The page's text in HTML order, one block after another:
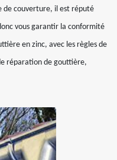
de couverture, il est réputé
vous garantir la conformité
en zinc, avec les règles de
réparation de gouttière,